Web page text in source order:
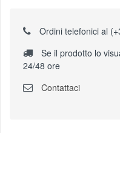
Ordini telefonici al
Se il prodotto lo
24/48 ore
Contattaci